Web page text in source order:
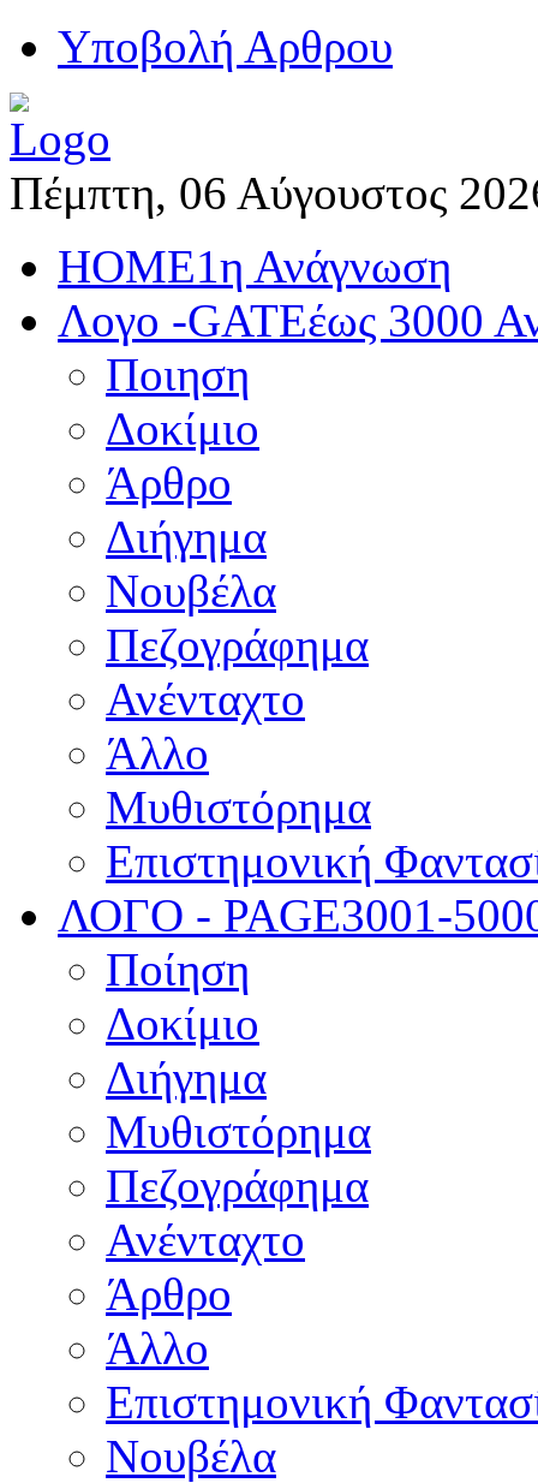
Yποβολή Αρθρου
Πέμπτη, 06 Αύγουστος
HOME1η Ανάγνωση
Λογο -GATEέως 3000
Ποιηση
Δοκίμιο
Άρθρο
Διήγημα
Νουβέλα
Πεζογράφημα
Ανένταχτο
Άλλο
Μυθιστόρημα
Επιστημονική
ΛΟΓΟ - PAGE3001-
Ποίηση
Δοκίμιο
Διήγημα
Μυθιστόρημα
Πεζογράφημα
Ανένταχτο
Άρθρο
Άλλο
Επιστημονική
Νουβέλα